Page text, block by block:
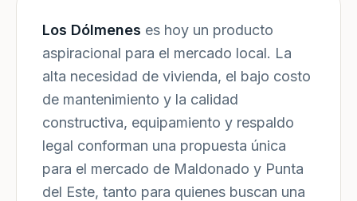
Los Dólmenes es hoy un producto
aspiracional para el mercado local. La
alta necesidad de vivienda, el bajo costo
de mantenimiento y la calidad
constructiva, equipamiento y respaldo
legal conforman una propuesta única
para el mercado de Maldonado y Punta
del Este, tanto para quienes buscan una